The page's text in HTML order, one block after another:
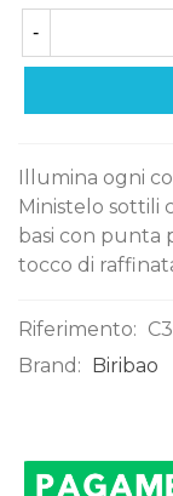
-
Illumina ogni
Ministelo sottili
basi con punta
tocco di
Riferimento:
Brand:
Biribao